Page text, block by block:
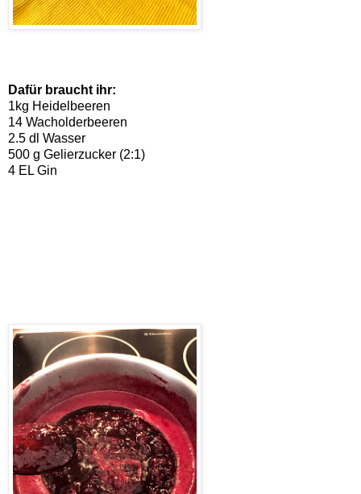
Dafür braucht ihr:
1kg Heidelbeeren
14 Wacholderbeeren
2.5 dl Wasser
500 g Gelierzucker (2:1)
4 EL Gin